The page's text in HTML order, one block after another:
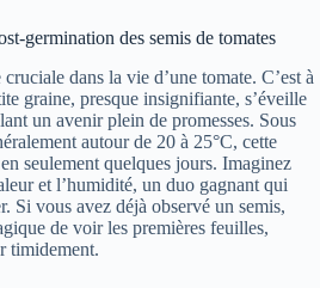
germination des semis de tomates
dans la vie d’une tomate. C’est à
graine, presque insignifiante, s’éveille
un avenir plein de promesses. Sous
autour de 20 à 25°C, cette
seulement quelques jours. Imaginez
et l’humidité, un duo gagnant qui
Si vous avez déjà observé un semis,
de voir les premières feuilles,
timidement.